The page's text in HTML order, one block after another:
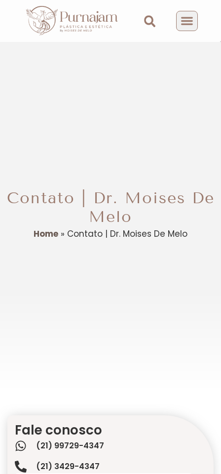
Contato | Dr. Moises De
Melo
Home » Contato | Dr. Moises De Melo
Fale conosco
(21) 99729-4347
(21) 3429-4347